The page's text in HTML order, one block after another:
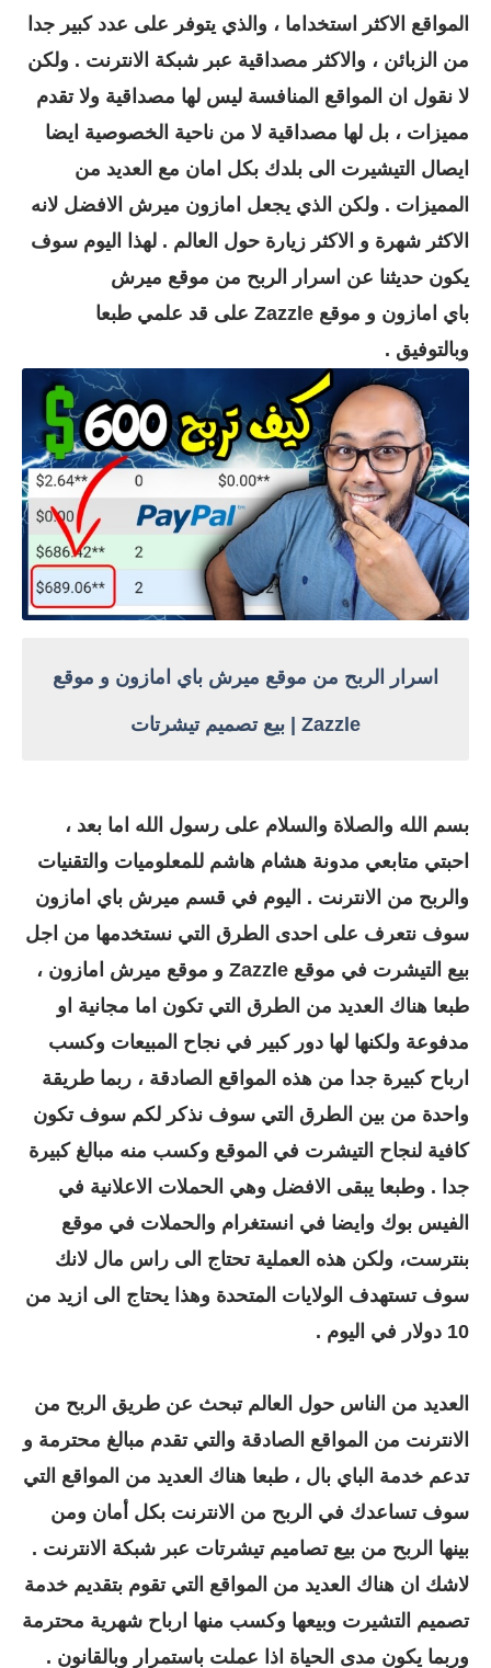
المواقع الاكثر استخداما ، والذي يتوفر على عدد كبير جدا
من الزبائن ، والاكثر مصداقية عبر شبكة الانترنت . ولكن
لا نقول ان المواقع المنافسة ليس لها مصداقية ولا تقدم
مميزات ، بل لها مصداقية لا من ناحية الخصوصية ايضا
ايصال التيشيرت الى بلدك بكل امان مع العديد من
المميزات . ولكن الذي يجعل امازون ميرش الافضل لانه
الاكثر شهرة و الاكثر زيارة حول العالم . لهذا اليوم سوف
يكون حديثنا عن اسرار الربح من موقع ميرش
باي امازون و موقع Zazzle على قد علمي طبعا
وبالتوفيق .
اسرار الربح من موقع ميرش باي امازون و موقع
Zazzle | بيع تصميم تيشرتات
بسم الله والصلاة والسلام على رسول الله اما بعد ،
احبتي متابعي مدونة هشام هاشم للمعلوميات والتقنيات
والربح من الانترنت . اليوم في قسم ميرش باي امازون
سوف نتعرف على احدى الطرق التي نستخدمها من اجل
بيع التيشرت في موقع Zazzle و موقع ميرش امازون ،
طبعا هناك العديد من الطرق التي تكون اما مجانية او
مدفوعة ولكنها لها دور كبير في نجاح المبيعات وكسب
ارباح كبيرة جدا من هذه المواقع الصادقة ، ربما طريقة
واحدة من بين الطرق التي سوف نذكر لكم سوف تكون
كافية لنجاح التيشرت في الموقع وكسب منه مبالغ كبيرة
جدا . وطبعا يبقى الافضل وهي الحملات الاعلانية في
الفيس بوك وايضا في انستغرام والحملات في موقع
بنترست، ولكن هذه العملية تحتاج الى راس مال لانك
سوف تستهدف الولايات المتحدة وهذا يحتاج الى ازيد من
10 دولار في اليوم .
العديد من الناس حول العالم تبحث عن طريق الربح من
الانترنت من المواقع الصادقة والتي تقدم مبالغ محترمة و
تدعم خدمة الباي بال ، طبعا هناك العديد من المواقع التي
سوف تساعدك في الربح من الانترنت بكل أمان ومن
بينها الربح من بيع تصاميم تيشرتات عبر شبكة الانترنت .
لاشك ان هناك العديد من المواقع التي تقوم بتقديم خدمة
تصميم التشيرت وبيعها وكسب منها ارباح شهرية محترمة
وربما يكون مدى الحياة اذا عملت باستمرار وبالقانون .